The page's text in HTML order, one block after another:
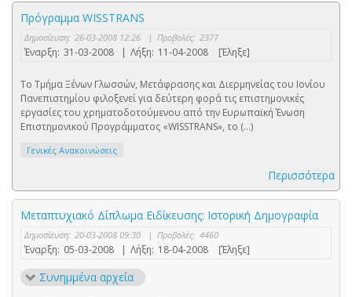
Πρόγραμμα WISSTRANS
Δημοσίευση: 26-03-2008 12:26 | Προβολές: 2377
Έναρξη: 31-03-2008 | Λήξη: 11-04-2008 [Έληξε]
Το Τμήμα Ξένων Γλωσσών, Μετάφρασης και Διερμηνείας του Ιονίου
Πανεπιστημίου φιλοξενεί για δεύτερη φορά τις επιστημονικές
εργασίες του χρηματοδοτούμενου από την Ευρωπαϊκή Ένωση
Επιστημονικού Προγράμματος «WISSTRANS», το (...)
Γενικές Ανακοινώσεις
Περισσότερα
Μεταπτυχιακό Δίπλωμα Ειδίκευσης: Ιστορική Δημογραφία
Δημοσίευση: 20-03-2008 09:30 | Προβολές: 4460
Έναρξη: 05-03-2008 | Λήξη: 18-04-2008 [Έληξε]
Συνημμένα αρχεία